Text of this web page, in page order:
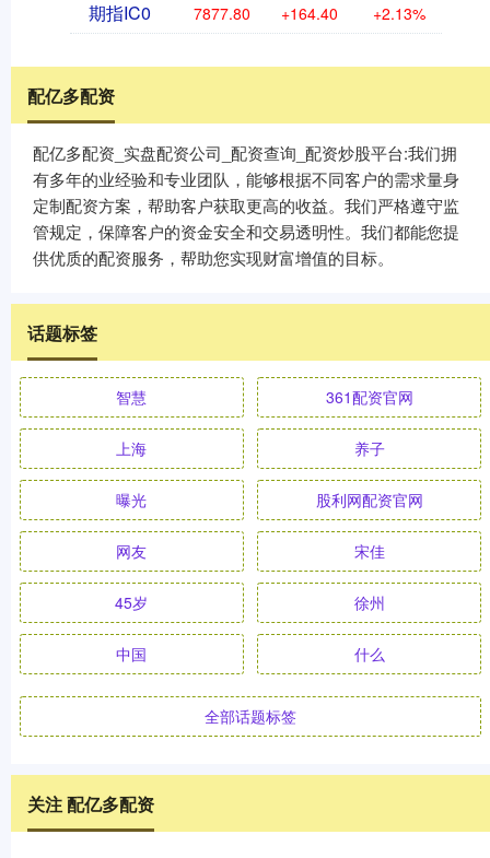
期指IC0 7877.80 +164.40 +2.13%
配亿多配资
配亿多配资_实盘配资公司_配资查询_配资炒股平台:我们拥
有多年的业经验和专业团队，能够根据不同客户的需求量身
定制配资方案，帮助客户获取更高的收益。我们严格遵守监
管规定，保障客户的资金安全和交易透明性。我们都能您提
供优质的配资服务，帮助您实现财富增值的目标。
话题标签
智慧 361配资官网
上海 养子
曝光 股利网配资官网
网友 宋佳
45岁 徐州
中国 什么
全部话题标签
关注 配亿多配资